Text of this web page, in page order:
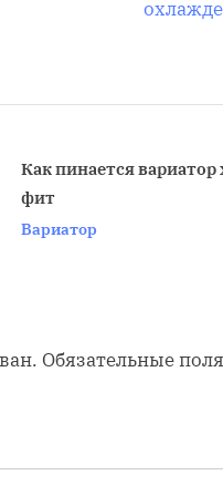
P
s
t
:
Как пинается вариатор
фит
Вариатор
Обязательные поля